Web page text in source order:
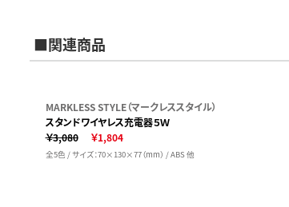
■関連商品
MARKLESS STYLE（マークレススタイル）
スタンドワイヤレス充電器５Ｗ
￥3,080
￥1,804
全5色 / サイズ：70×130×77（mm） / ABS 他